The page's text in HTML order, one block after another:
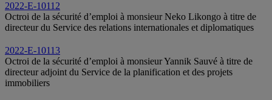
2022-E-10112
Octroi de la sécurité d’emploi à monsieur Neko Likongo à titre de
directeur du Service des relations internationales et diplomatiques
2022-E-10113
Octroi de la sécurité d’emploi à monsieur Yannik Sauvé à titre de
directeur adjoint du Service de la planification et des projets
immobiliers